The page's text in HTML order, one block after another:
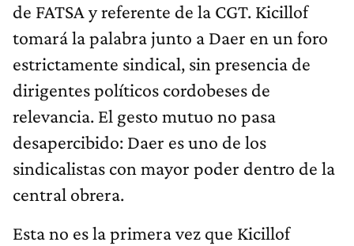
de FATSA y referente de la CGT. Kicillof
tomará la palabra junto a Daer en un foro
estrictamente sindical, sin presencia de
dirigentes políticos cordobeses de
relevancia. El gesto mutuo no pasa
desapercibido: Daer es uno de los
sindicalistas con mayor poder dentro de la
central obrera.
Esta no es la primera vez que Kicillof